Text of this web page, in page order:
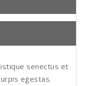
senectus et
egestas.